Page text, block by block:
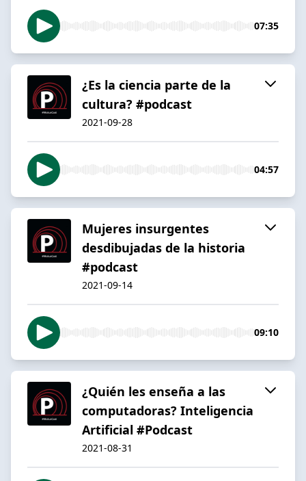
07:35
¿Es la ciencia parte de la
cultura? #podcast
2021-09-28
04:57
Mujeres insurgentes
desdibujadas de la historia
#podcast
2021-09-14
09:10
¿Quién les enseña a las
computadoras? Inteligencia
Artificial #Podcast
2021-08-31